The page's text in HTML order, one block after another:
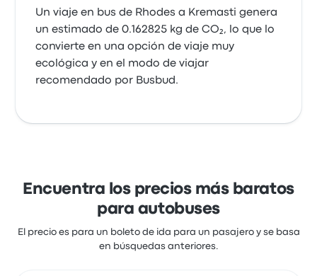
Un viaje en bus de Rhodes a Kremasti genera
un estimado de 0.162825 kg de CO₂, lo que lo
convierte en una opción de viaje muy
ecológica y en el modo de viajar
recomendado por Busbud.
Encuentra los precios más baratos
para autobuses
El precio es para un boleto de ida para un pasajero y se basa
en búsquedas anteriores.